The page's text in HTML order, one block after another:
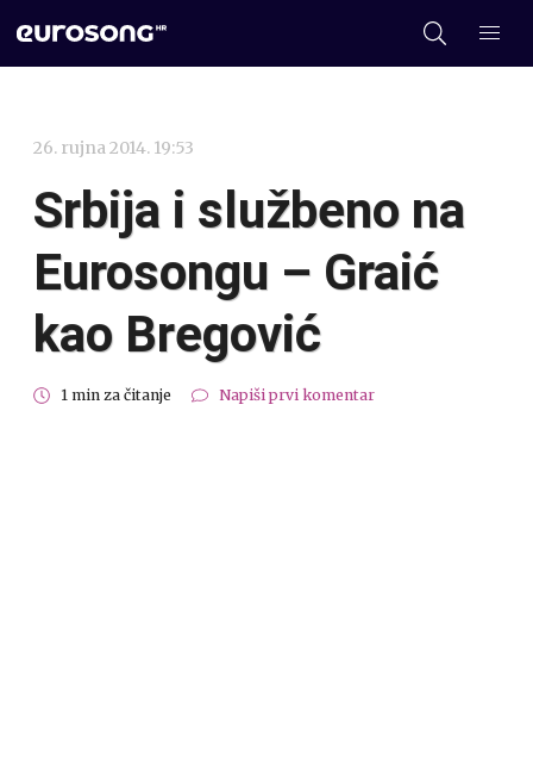
26. rujna 2014. 19:53
Srbija i službeno na
Eurosongu – Graić
kao Bregović
1 min za čitanje Napiši prvi komentar